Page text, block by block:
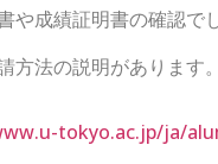
や成績証明書の確認で
方法の説明があります。
tokyo.ac.jp/ja/